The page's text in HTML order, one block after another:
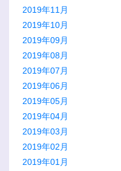
2019年11月
2019年10月
2019年09月
2019年08月
2019年07月
2019年06月
2019年05月
2019年04月
2019年03月
2019年02月
2019年01月